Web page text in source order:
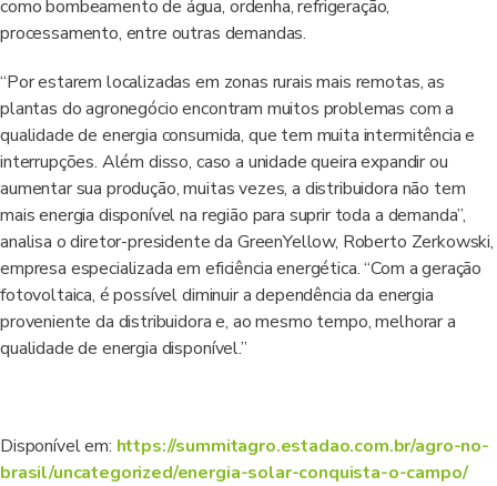
como bombeamento de água, ordenha, refrigeração,
processamento, entre outras demandas.
“Por estarem localizadas em zonas rurais mais remotas, as
plantas do agronegócio encontram muitos problemas com a
qualidade de energia consumida, que tem muita intermitência e
interrupções. Além disso, caso a unidade queira expandir ou
aumentar sua produção, muitas vezes, a distribuidora não tem
mais energia disponível na região para suprir toda a demanda”,
analisa o diretor-presidente da GreenYellow, Roberto Zerkowski,
empresa especializada em eficiência energética. “Com a geração
fotovoltaica, é possível diminuir a dependência da energia
proveniente da distribuidora e, ao mesmo tempo, melhorar a
qualidade de energia disponível.”
Disponível em: https://summitagro.estadao.com.br/agro-no-
brasil/uncategorized/energia-solar-conquista-o-campo/